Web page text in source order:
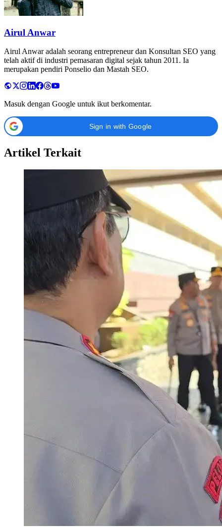
Airul Anwar
Airul Anwar adalah seorang entrepreneur dan Konsultan SEO yang
telah aktif di industri pemasaran digital sejak tahun 2011. Ia
merupakan pendiri Ponselio dan Mastah SEO.
Masuk dengan Google untuk ikut berkomentar.
Sign in with Google
Artikel Terkait